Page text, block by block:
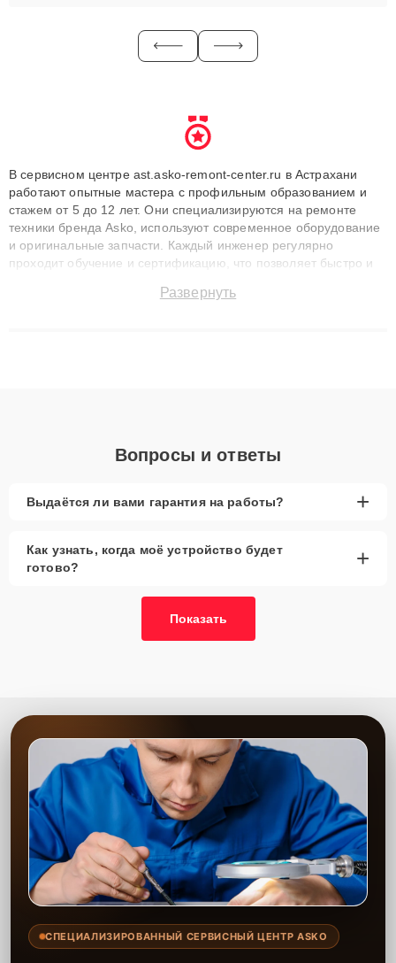
В сервисном центре ast.asko-remont-center.ru в Астрахани
работают опытные мастера с профильным образованием и
стажем от 5 до 12 лет. Они специализируются на ремонте
техники бренда Asko, используют современное оборудование
и оригинальные запчасти. Каждый инженер регулярно
проходит обучение и сертификацию, что позволяет быстро и
сохранением гарантии до 3 лет. Наши мастера решают
Развернуть
Вопросы и ответы
Выдаётся ли вами гарантия на работы? +
Как узнать, когда моё устройство будет
готово?
+
Показать
СПЕЦИАЛИЗИРОВАННЫЙ СЕРВИСНЫЙ ЦЕНТР ASKO